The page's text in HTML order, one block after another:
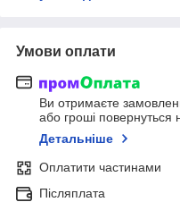
Умови оплати
Ви отримаєте
або гроші повернуться
Детальніше
Оплатити частинами
Післяплата